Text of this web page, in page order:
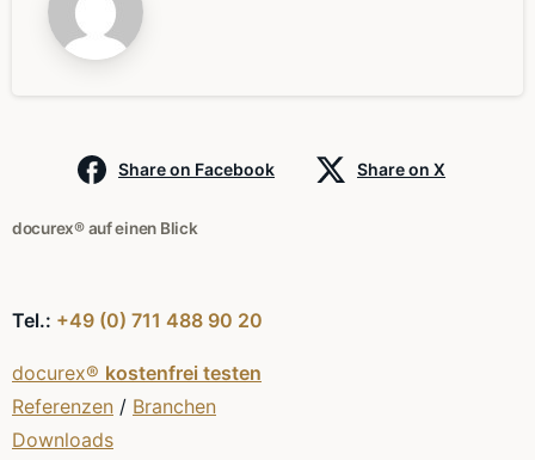
Share on Facebook Share on X
docurex® auf einen Blick
Tel.: +49 (0) 711 488 90 20
docurex® kostenfrei testen
Referenzen / Branchen
Downloads